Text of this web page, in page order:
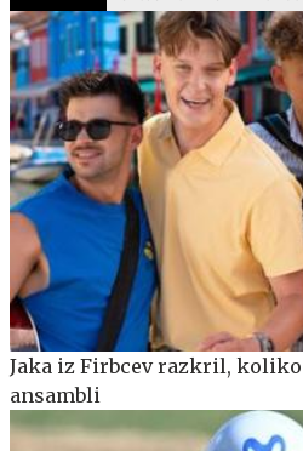
Jaka iz Firbcev razkril,
ansambli